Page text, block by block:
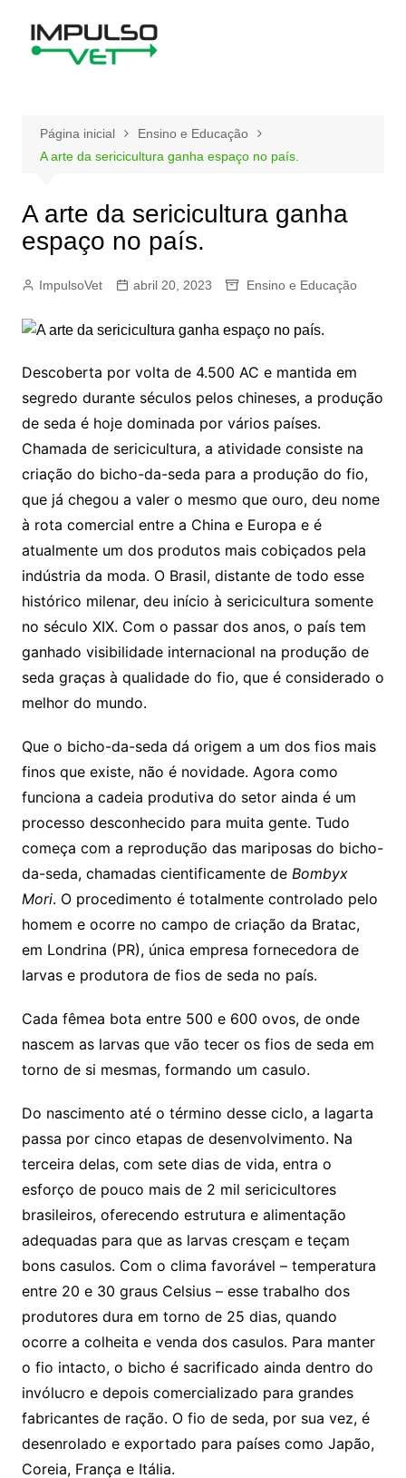
Página inicial
Ensino e Educação
A arte da sericicultura ganha espaço no país.
A arte da sericicultura ganha
espaço no país.
ImpulsoVet abril 20, 2023 Ensino e Educação
Descoberta por volta de 4.500 AC e mantida em
segredo durante séculos pelos chineses, a produção
de seda é hoje dominada por vários países.
Chamada de sericicultura, a atividade consiste na
criação do bicho-da-seda para a produção do fio,
que já chegou a valer o mesmo que ouro, deu nome
à rota comercial entre a China e Europa e é
atualmente um dos produtos mais cobiçados pela
indústria da moda. O Brasil, distante de todo esse
histórico milenar, deu início à sericicultura somente
no século XIX. Com o passar dos anos, o país tem
ganhado visibilidade internacional na produção de
seda graças à qualidade do fio, que é considerado o
melhor do mundo.
Que o bicho-da-seda dá origem a um dos fios mais
finos que existe, não é novidade. Agora como
funciona a cadeia produtiva do setor ainda é um
processo desconhecido para muita gente. Tudo
começa com a reprodução das mariposas do bicho-
da-seda, chamadas cientificamente de Bombyx
Mori. O procedimento é totalmente controlado pelo
homem e ocorre no campo de criação da Bratac,
em Londrina (PR), única empresa fornecedora de
larvas e produtora de fios de seda no país.
Cada fêmea bota entre 500 e 600 ovos, de onde
nascem as larvas que vão tecer os fios de seda em
torno de si mesmas, formando um casulo.
Do nascimento até o término desse ciclo, a lagarta
passa por cinco etapas de desenvolvimento. Na
terceira delas, com sete dias de vida, entra o
esforço de pouco mais de 2 mil sericicultores
brasileiros, oferecendo estrutura e alimentação
adequadas para que as larvas cresçam e teçam
bons casulos. Com o clima favorável – temperatura
entre 20 e 30 graus Celsius – esse trabalho dos
produtores dura em torno de 25 dias, quando
ocorre a colheita e venda dos casulos. Para manter
o fio intacto, o bicho é sacrificado ainda dentro do
invólucro e depois comercializado para grandes
fabricantes de ração. O fio de seda, por sua vez, é
desenrolado e exportado para países como Japão,
Coreia, França e Itália.